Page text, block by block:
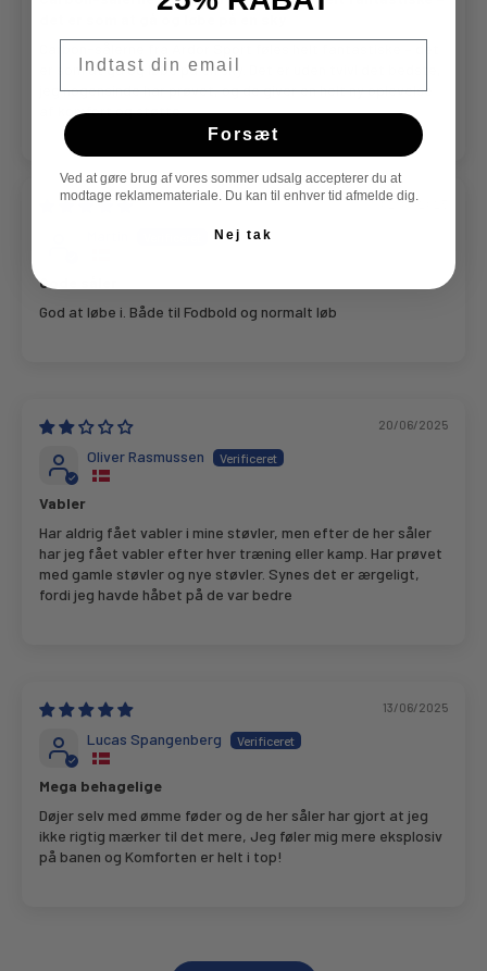
er som at gå og løbe på en sky. Det er uden tvivl det bedste,
jeg nogensinde har prøvet, og de giver en helt ny oplevelse
af komfort og støtte.
02/07/2025
Gode såler
God at løbe i. Både til Fodbold og normalt løb
20/06/2025
Oliver Rasmussen
Vabler
Har aldrig fået vabler i mine støvler, men efter de her såler
har jeg fået vabler efter hver træning eller kamp. Har prøvet
med gamle støvler og nye støvler. Synes det er ærgeligt,
fordi jeg havde håbet på de var bedre
13/06/2025
Lucas Spangenberg
Mega behagelige
Døjer selv med ømme føder og de her såler har gjort at jeg
ikke rigtig mærker til det mere, Jeg føler mig mere eksplosiv
på banen og Komforten er helt i top!
Forsæt
Ved at gøre brug af vores sommer udsalg accepterer du at
modtage reklamemateriale. Du kan til enhver tid afmelde dig.
Nej tak